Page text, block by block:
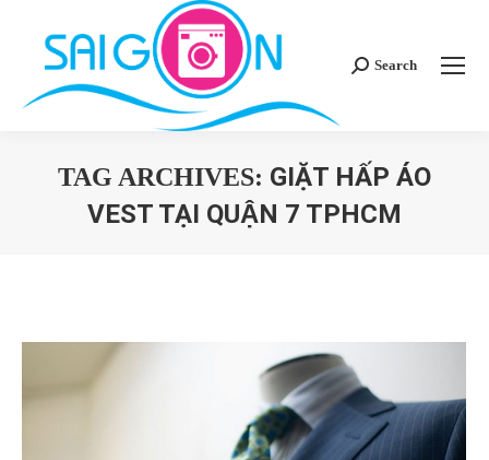
Search:
Search
TAG ARCHIVES: GIẶT HẤP ÁO
VEST TẠI QUẬN 7 TPHCM